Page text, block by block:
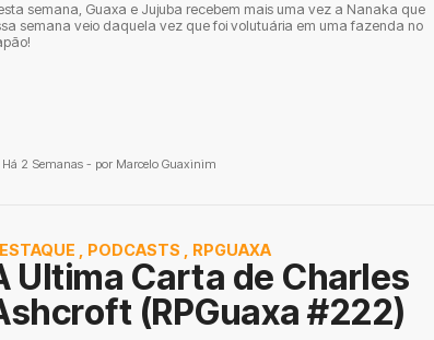
semana, Guaxa e Jujuba recebem mais uma vez a Nanaka que
semana veio daquela vez que foi volutuária em uma fazenda no
Há 2 Semanas - por Marcelo Guaxinim
PODCASTS RPGUAXA
Ultima Carta de Charles
(RPGuaxa #222)